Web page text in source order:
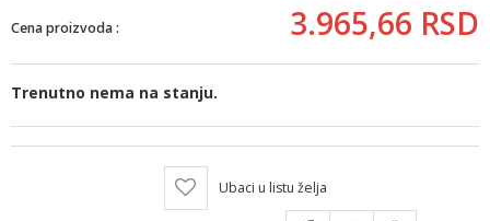
Cena proizvoda : 3.965,66 RSD
Trenutno nema na stanju.
Ubaci u listu želja